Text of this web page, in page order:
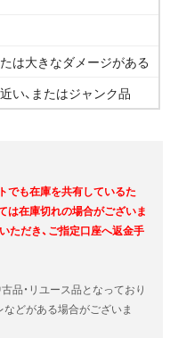
は大きなダメージがある
い、またはジャンク品
でも在庫を共有しているた
は在庫切れの場合がございま
ただき、ご指定口座へ返金手
品・リユース品となっており
などがある場合がございま